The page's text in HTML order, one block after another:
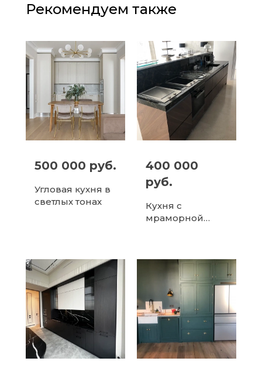
Рекомендуем также
500 000 руб.
Угловая кухня в
светлых тонах
400 000
руб.
Кухня с
мраморной